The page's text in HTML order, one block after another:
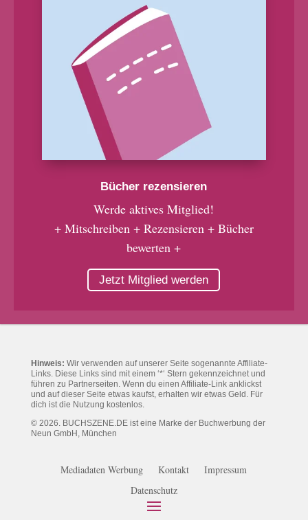
Bücher rezensieren
Werde aktives Mitglied!
+ Mitschreiben + Rezensieren + Bücher
bewerten +
Jetzt Mitglied werden
Hinweis: Wir verwenden auf unserer Seite sogenannte Affiliate-
Links. Diese Links sind mit einem ‘*‘ Stern gekennzeichnet und
führen zu Partnerseiten. Wenn du einen Affiliate-Link anklickst
und auf dieser Seite etwas kaufst, erhalten wir etwas Geld. Für
dich ist die Nutzung kostenlos.
© 2026. BUCHSZENE.DE ist eine Marke der Buchwerbung der
Neun GmbH, München
Mediadaten Werbung Kontakt
Impressum
Datenschutz